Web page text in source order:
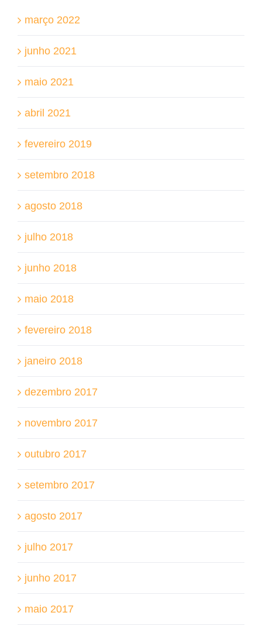
março 2022
junho 2021
maio 2021
abril 2021
fevereiro 2019
setembro 2018
agosto 2018
julho 2018
junho 2018
maio 2018
fevereiro 2018
janeiro 2018
dezembro 2017
novembro 2017
outubro 2017
setembro 2017
agosto 2017
julho 2017
junho 2017
maio 2017